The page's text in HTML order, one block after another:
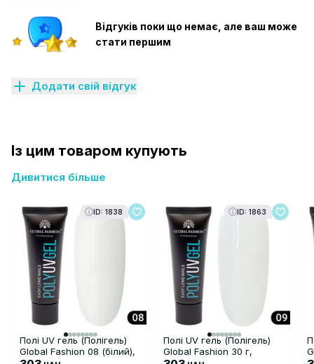
Відгуків поки що немає, але ваш може
стати першим
Додати свій відгук
Із цим товаром купують
Дивитися більше
ID: 1838
Полі UV гель (Полігель)
Global Fashion 08 (білий),
ID: 1863
Полі UV гель (Полігель)
Global Fashion 30 г,